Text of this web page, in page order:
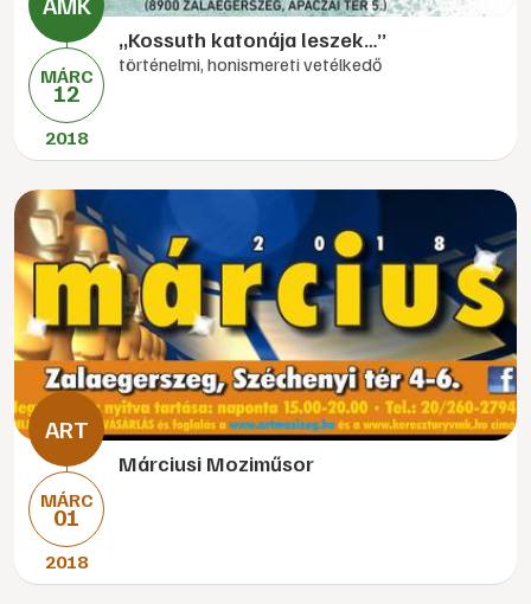
MÁRC
12
2018
„Kossuth katonája leszek…”
történelmi, honismereti vetélkedő
MÁRC
01
2018
Márciusi Moziműsor